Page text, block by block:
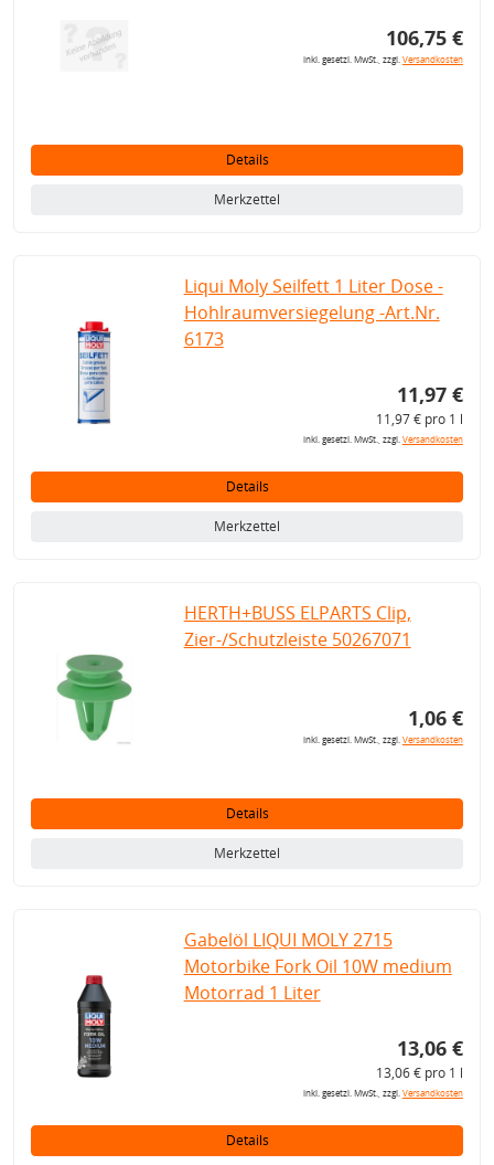
106,75 €
inkl. gesetzl. MwSt., zzgl.Versandkosten
Details
Merkzettel
Liqui Moly Seilfett 1 Liter Dose -
Hohlraumversiegelung -Art.Nr.
6173
11,97 €
11,97 € pro 1 l
inkl. gesetzl. MwSt., zzgl.Versandkosten
Details
Merkzettel
HERTH+BUSS ELPARTS Clip,
Zier-/Schutzleiste 50267071
1,06 €
inkl. gesetzl. MwSt., zzgl.Versandkosten
Details
Merkzettel
Gabelöl LIQUI MOLY 2715
Motorbike Fork Oil 10W medium
Motorrad 1 Liter
13,06 €
13,06 € pro 1 l
inkl. gesetzl. MwSt., zzgl.Versandkosten
Details